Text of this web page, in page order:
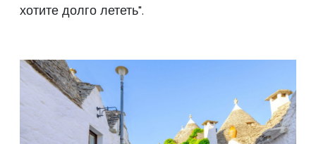
хотите долго лететь".